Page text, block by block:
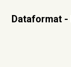
Dataformat -